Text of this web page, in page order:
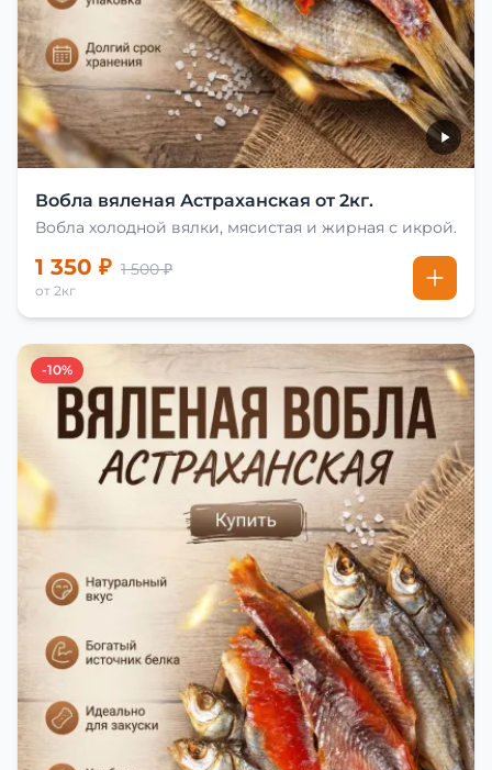
Вобла вяленая Астраханская от 2кг.
Вобла холодной вялки, мясистая и жирная с икрой.
1 350 ₽ 1 500 ₽
от 2кг
-10%